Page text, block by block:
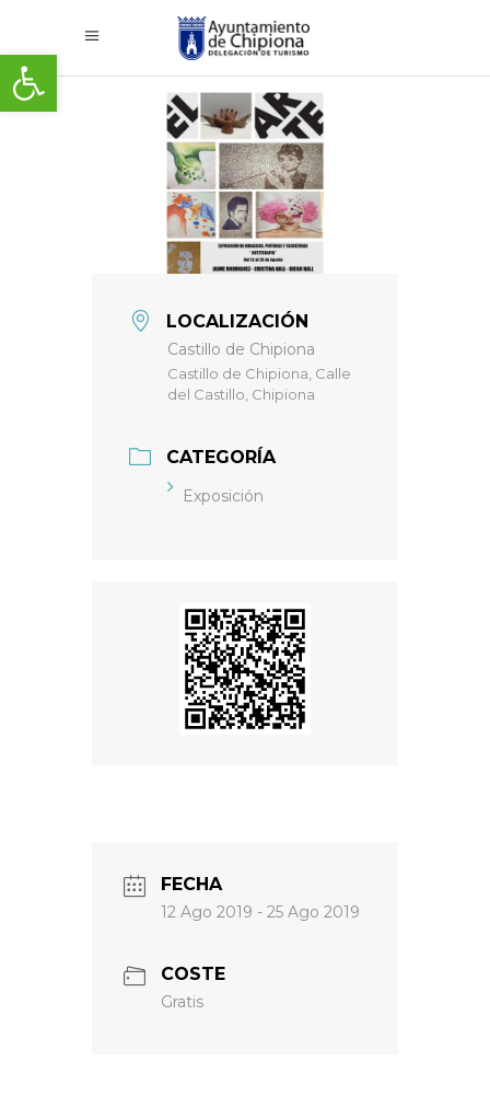
Abrir barra de herramientas
LOCALIZACIÓN
Castillo de Chipiona
Castillo de Chipiona, Calle
del Castillo, Chipiona
CATEGORÍA
Exposición
FECHA
12 Ago 2019 - 25 Ago 2019
COSTE
Gratis